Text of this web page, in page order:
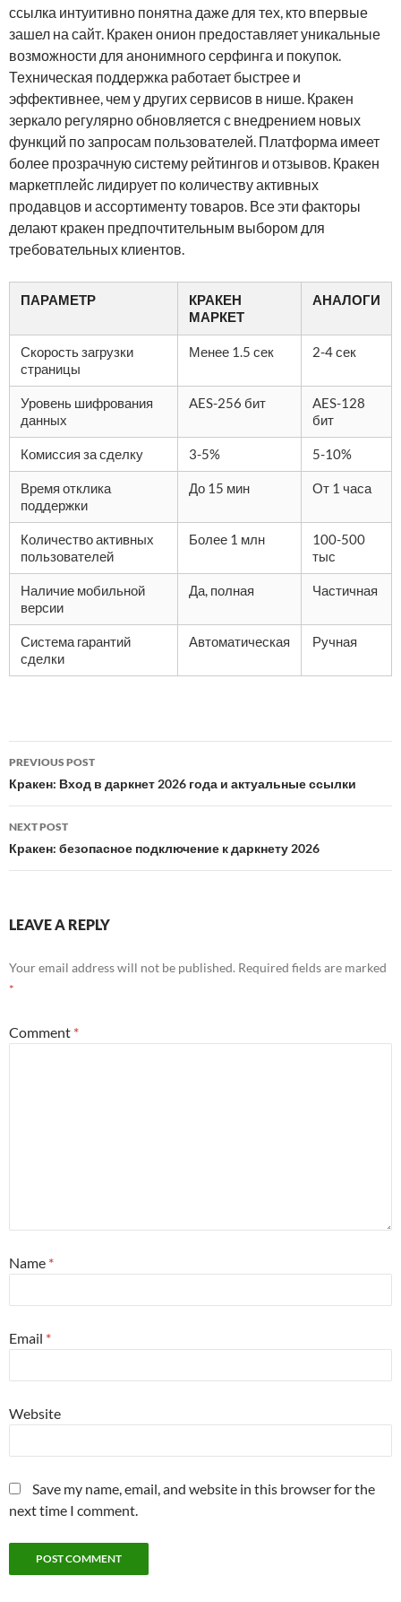
ссылка интуитивно понятна даже для тех, кто впервые
зашел на сайт. Кракен онион предоставляет уникальные
возможности для анонимного серфинга и покупок.
Техническая поддержка работает быстрее и
эффективнее, чем у других сервисов в нише. Кракен
зеркало регулярно обновляется с внедрением новых
функций по запросам пользователей. Платформа имеет
более прозрачную систему рейтингов и отзывов. Кракен
маркетплейс лидирует по количеству активных
продавцов и ассортименту товаров. Все эти факторы
делают кракен предпочтительным выбором для
требовательных клиентов.
ПАРАМЕТР
КРАКЕН
МАРКЕТ
АНАЛОГИ
Скорость загрузки
страницы
Менее 1.5 сек 2-4 сек
Уровень шифрования
данных
AES-256 бит
AES-128
бит
Комиссия за сделку 3-5% 5-10%
Время отклика
поддержки
До 15 мин От 1 часа
Количество активных
пользователей
Более 1 млн
100-500
тыс
Наличие мобильной
версии
Да, полная Частичная
Система гарантий
сделки
Автоматическая Ручная
Post
navigation
PREVIOUS POST
Кракен: Вход в даркнет 2026 года и актуальные ссылки
NEXT POST
Кракен: безопасное подключение к даркнету 2026
LEAVE A REPLY
Your email address will not be published. Required fields are marked
*
Comment *
Name *
Email *
Website
Save my name, email, and website in this browser for the
next time I comment.